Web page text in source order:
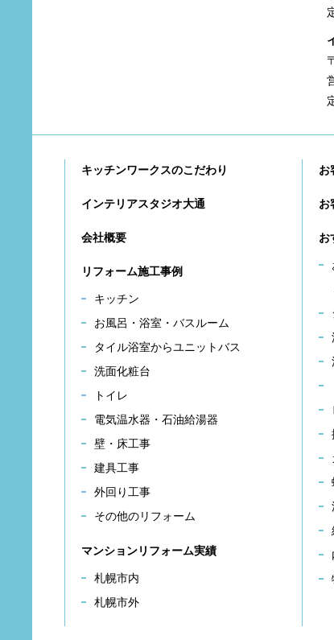
キッチンワークスのこだわり
インテリアスタジオ大通
会社概要
リフォーム施工事例
キッチン
お風呂・浴室・バスルーム
タイル浴室からユニットバス
洗面化粧台
トイレ
電気温水器・石油給湯器
壁・床工事
建具工事
外回り工事
その他のリフォーム
マンションリフォーム実績
札幌市内
札幌市外
お
お
お